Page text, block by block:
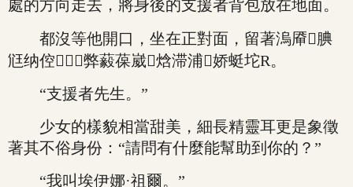
處的方向走去，將身後的支援者背包放在地面。
都沒等他開口，坐在正對面，留著溩厣腆
尩纳倥弊藙葆崴焓滞浦娇蜓坨R。
“支援者先生。”
少女的樣貌相當甜美，細長精靈耳更是象徵
著其不俗身份：“請問有什麼能幫助到你的？”
“我叫埃伊娜·祖爾。”